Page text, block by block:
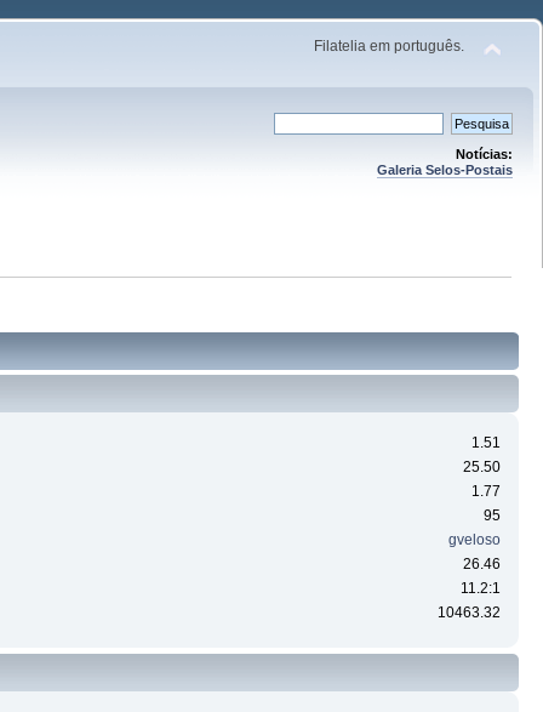
Filatelia em português.
Notícias:
Galeria Selos-Postais
1.51
25.50
1.77
95
gveloso
26.46
11.2:1
10463.32